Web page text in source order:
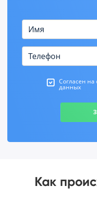
Согласен на
данных
Как